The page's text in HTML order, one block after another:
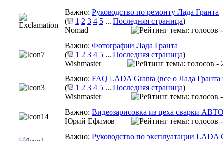
Важно: Руководство по ремонту Лада Гранта
(
1 2 3 4 5 ... Последняя страница)
Nomad
Важно: Фотографии Лада Гранта
(
1 2 3 4 5 ... Последняя страница)
Wishmaster
Важно: FAQ LADA Granta (все о Лада Гранта
(
1 2 3 4 5 ... Последняя страница)
Wishmaster
Важно: Видеозарисовка из цеха сварки
Юрий Ефимов
Важно: Руководство по эксплуатации LADA